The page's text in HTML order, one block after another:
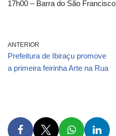
17h00 – Barra do São Francisco
ANTERIOR
Prefeitura de Ibiraçu promove
a primeira feirinha Arte na Rua